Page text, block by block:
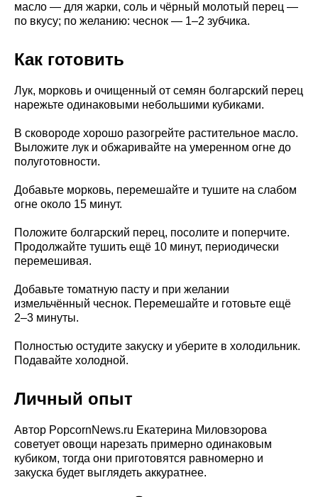
масло — для жарки, соль и чёрный молотый перец —
по вкусу; по желанию: чеснок — 1–2 зубчика.
Как готовить
Лук, морковь и очищенный от семян болгарский перец
нарежьте одинаковыми небольшими кубиками.
В сковороде хорошо разогрейте растительное масло.
Выложите лук и обжаривайте на умеренном огне до
полуготовности.
Добавьте морковь, перемешайте и тушите на слабом
огне около 15 минут.
Положите болгарский перец, посолите и поперчите.
Продолжайте тушить ещё 10 минут, периодически
перемешивая.
Добавьте томатную пасту и при желании
измельчённый чеснок. Перемешайте и готовьте ещё
2–3 минуты.
Полностью остудите закуску и уберите в холодильник.
Подавайте холодной.
Личный опыт
Автор PopcornNews.ru Екатерина Миловзорова
советует овощи нарезать примерно одинаковым
кубиком, тогда они приготовятся равномерно и
закуска будет выглядеть аккуратнее.